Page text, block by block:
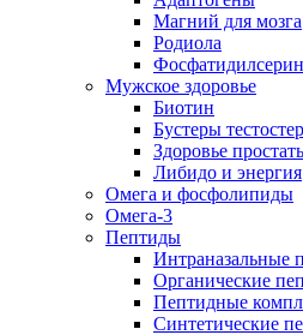
Магний для мозга
Родиола
Фосфатидилсерин
Мужское здоровье
Биотин
Бустеры
Здоровье
Либидо и энергия
Омега и фосфолипиды
Омега-3
Пептиды
Интраназальные
Органические
Пептидные
Синтетические